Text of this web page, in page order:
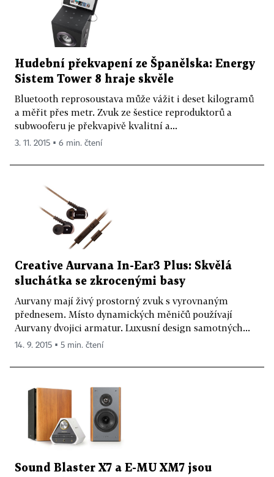
Hudební překvapení ze Španělska: Energy
Sistem Tower 8 hraje skvěle
Bluetooth reprosoustava může vážit i deset kilogramů
a měřit přes metr. Zvuk ze šestice reproduktorů a
subwooferu je překvapivě kvalitní a...
3. 11. 2015 ▪ 6 min. čtení
Creative Aurvana In-Ear3 Plus: Skvělá
sluchátka se zkrocenými basy
Aurvany mají živý prostorný zvuk s vyrovnaným
přednesem. Místo dynamických měničů používají
Aurvany dvojici armatur. Luxusní design samotných...
14. 9. 2015 ▪ 5 min. čtení
Sound Blaster X7 a E-MU XM7 jsou